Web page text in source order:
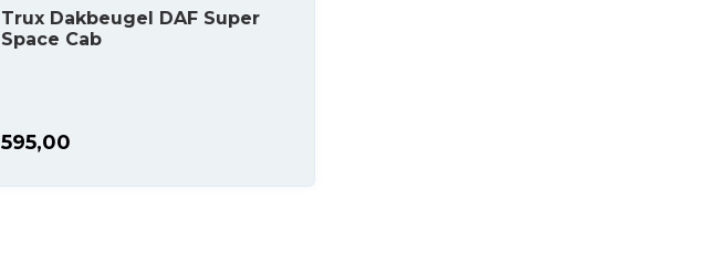
Trux Dakbeugel DAF Super
Space Cab
595,00